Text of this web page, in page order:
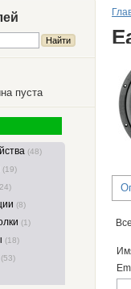
пуста
(48)
(19)
(8)
(1)
(18)
(53)